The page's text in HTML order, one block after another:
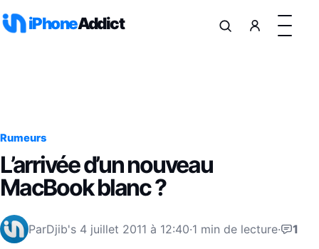
iPhoneAddict
Rumeurs
L’arrivée d’un nouveau
MacBook blanc ?
ParDjib's 4 juillet 2011 à 12:40·1 min de lecture· 1